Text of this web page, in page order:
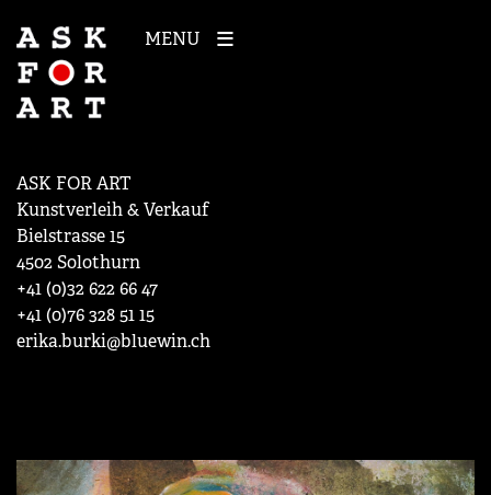
MENU
ASK FOR ART
Kunstverleih & Verkauf
Bielstrasse 15
4502 Solothurn
+41 (0)32 622 66 47
+41 (0)76 328 51 15
erika.burki@bluewin.ch